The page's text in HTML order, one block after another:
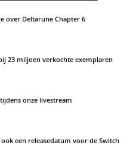
over Deltarune Chapter 6
23 miljoen verkochte exemplaren
onze livestream
een releasedatum voor de Switch